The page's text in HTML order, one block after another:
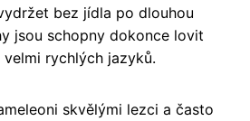
bez jídla po dlouhou
jsou schopny dokonce lovit
rychlých jazyků.
skvělými lezci a často